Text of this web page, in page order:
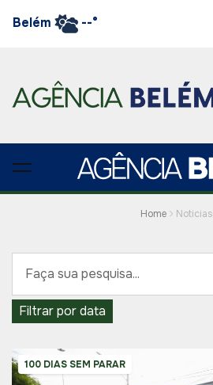
Belém --°
Home Noticias
Filtrar por data
100 DIAS SEM PARAR